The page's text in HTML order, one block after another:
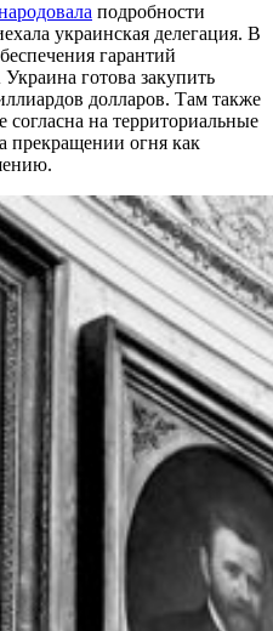
подробности
украинская делегация. В
гарантий
готова закупить
долларов. Там также
согласна на территориальные
прекращении огня как